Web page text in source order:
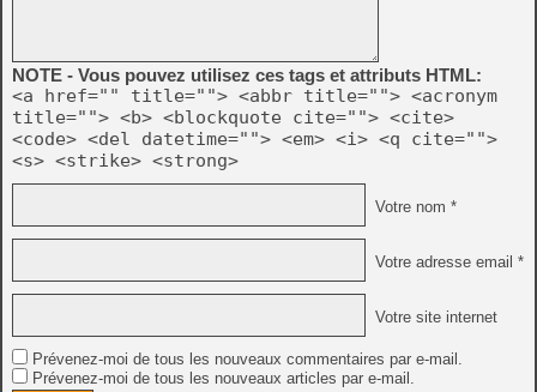
NOTE - Vous pouvez utilisez ces tags et attributs HTML:
<a href="" title=""> <abbr title=""> <acronym
title=""> <b> <blockquote cite=""> <cite>
<code> <del datetime=""> <em> <i> <q cite="">
<s> <strike> <strong>
Votre nom *
Votre adresse email *
Votre site internet
Prévenez-moi de tous les nouveaux commentaires par e-mail.
Prévenez-moi de tous les nouveaux articles par e-mail.